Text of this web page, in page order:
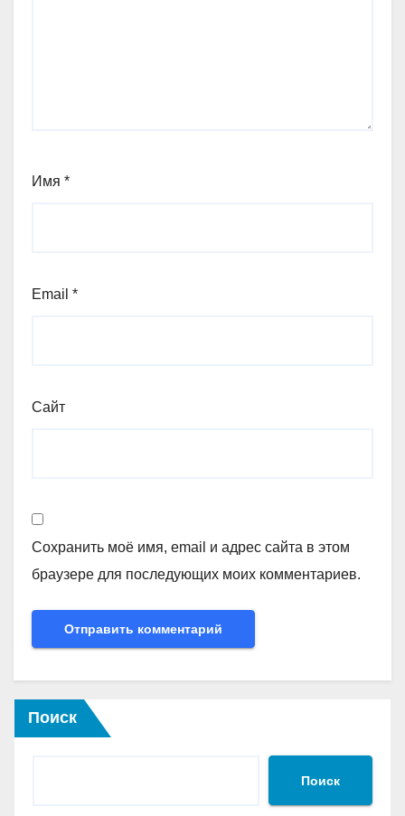
Имя *
Email *
Сайт
Сохранить моё имя, email и адрес сайта в этом
браузере для последующих моих комментариев.
Поиск
Поиск